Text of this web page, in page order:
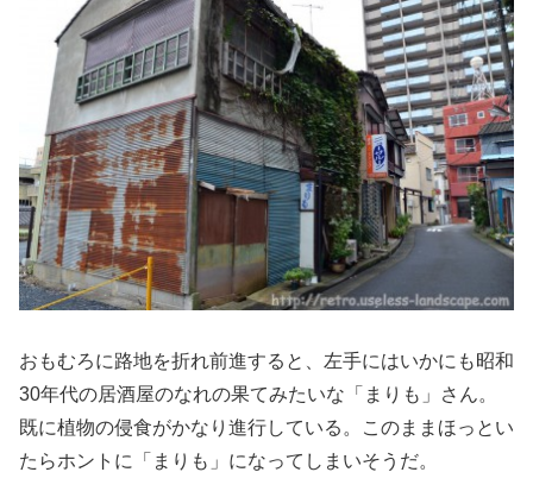
おもむろに路地を折れ前進すると、左手にはいかにも昭和
30年代の居酒屋のなれの果てみたいな「まりも」さん。
既に植物の侵食がかなり進行している。このままほっとい
たらホントに「まりも」になってしまいそうだ。